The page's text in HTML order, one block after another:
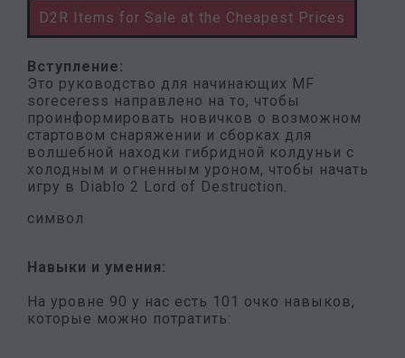
D2R Items for Sale at the Cheapest Prices
Вступление:
Это руководство для начинающих MF
soreceress направлено на то, чтобы
проинформировать новичков о возможном
стартовом снаряжении и сборках для
волшебной находки гибридной колдуньи с
холодным и огненным уроном, чтобы начать
игру в Diablo 2 Lord of Destruction.
символ
Навыки и умения:
На уровне 90 у нас есть 101 очко навыков,
которые можно потратить: